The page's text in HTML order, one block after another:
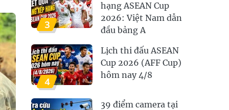
3
hạng ASEAN Cup
2026: Việt Nam dẫn
đầu bảng A
4
Lịch thi đấu ASEAN
Cup 2026 (AFF Cup)
hôm nay 4/8
39 điểm camera tại